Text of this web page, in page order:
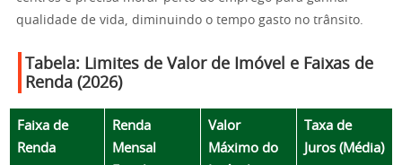
qualidade de vida, diminuindo o tempo gasto no trânsito.
Tabela: Limites de Valor de Imóvel e Faixas de
Renda (2026)
Faixa de
Renda
Renda
Mensal
Valor
Máximo do
Taxa de
Juros (Média)